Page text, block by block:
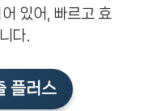
있어, 빠르고 효
다.
플러스